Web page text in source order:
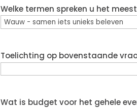
Welke termen spreken u het
Toelichting op bovenstaande
Wat is budget voor het gehele